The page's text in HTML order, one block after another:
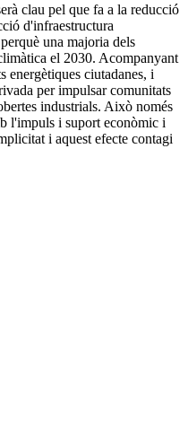
clau pel que fa a la reducció
d'infraestructura
una majoria dels
el 2030. Acompanyant
energètiques ciutadanes, i
per impulsar comunitats
industrials. Això només
l'impuls i suport econòmic i
i aquest efecte contagi